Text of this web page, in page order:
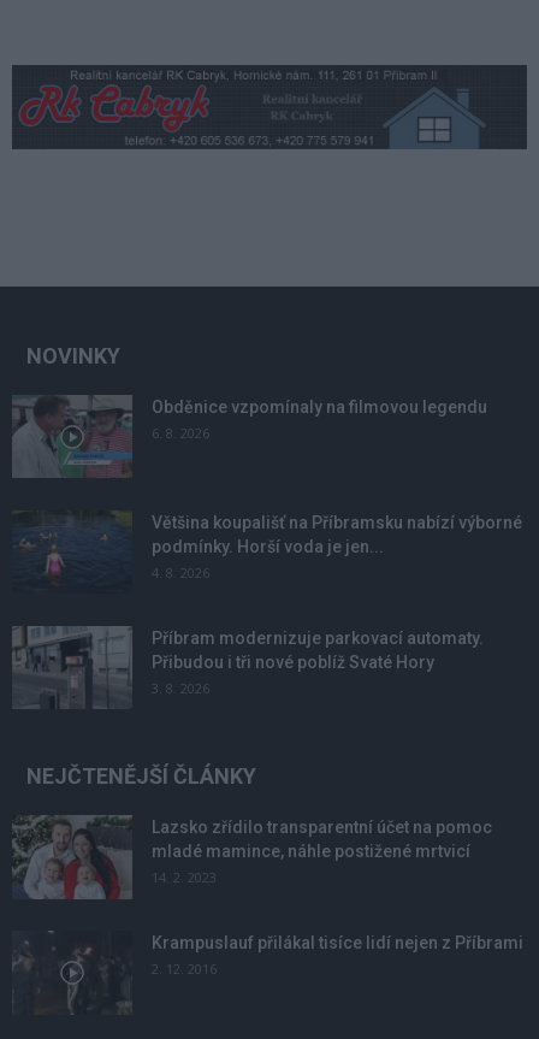
NOVINKY
Obděnice vzpomínaly na filmovou legendu
6. 8. 2026
Většina koupališť na Příbramsku nabízí výborné
podmínky. Horší voda je jen...
4. 8. 2026
Příbram modernizuje parkovací automaty.
Přibudou i tři nové poblíž Svaté Hory
3. 8. 2026
NEJČTENĚJŠÍ ČLÁNKY
Lazsko zřídilo transparentní účet na pomoc
mladé mamince, náhle postižené mrtvicí
14. 2. 2023
Krampuslauf přilákal tisíce lidí nejen z Příbrami
2. 12. 2016